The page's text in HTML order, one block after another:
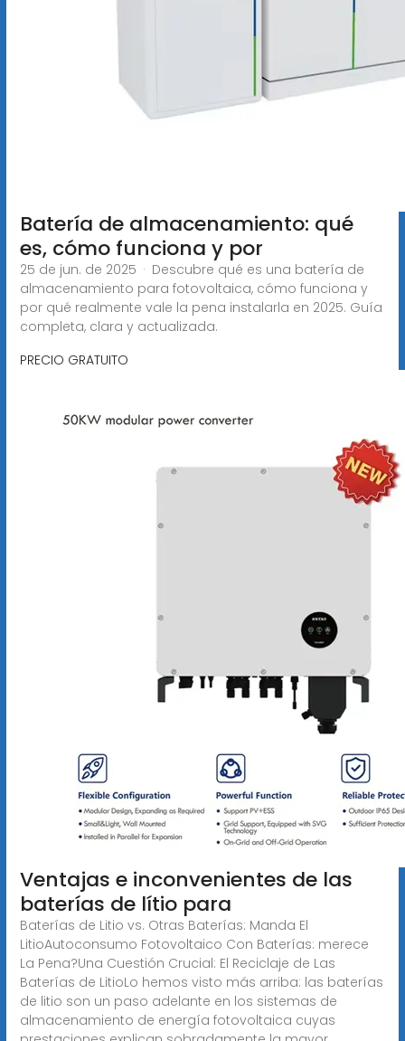
Batería de almacenamiento: qué
es, cómo funciona y por
25 de jun. de 2025 · Descubre qué es una batería de
almacenamiento para fotovoltaica, cómo funciona y
por qué realmente vale la pena instalarla en 2025. Guía
completa, clara y actualizada.
PRECIO GRATUITO
Ventajas e inconvenientes de las
baterías de lítio para
Baterías de Litio vs. Otras Baterías: Manda El
LitioAutoconsumo Fotovoltaico Con Baterías: merece
La Pena?Una Cuestión Crucial: El Reciclaje de Las
Baterías de LitioLo hemos visto más arriba: las baterías
de litio son un paso adelante en los sistemas de
almacenamiento de energía fotovoltaica cuyas